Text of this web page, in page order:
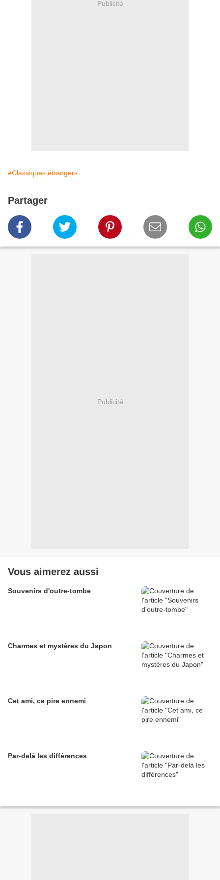
Publicité
#Classiques étrangers
Partager
Publicité
Vous aimerez aussi
Souvenirs d'outre-tombe
Charmes et mystères du Japon
Cet ami, ce pire ennemi
Par-delà les différences